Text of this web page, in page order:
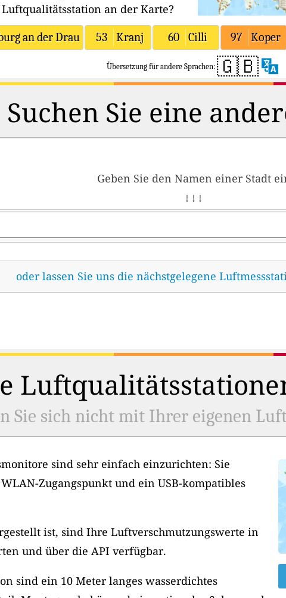
an der Karte?
an der Drau 53 Kranj 60 Cilli 97 Koper
Übersetzung für andere Sprachen: 🇬🇧
Suchen Sie eine
Geben Sie den Namen einer Stadt
↓ ↓ ↓
oder lassen Sie uns die nächstgelegene
Sie sich nicht mit Ihrer eigenen
sind sehr einfach einzurichten: Sie
Zugangspunkt und ein USB-kompatibles
ist, sind Ihre Luftverschmutzungswerte in
und über die API verfügbar.
sind ein 10 Meter langes wasserdichtes